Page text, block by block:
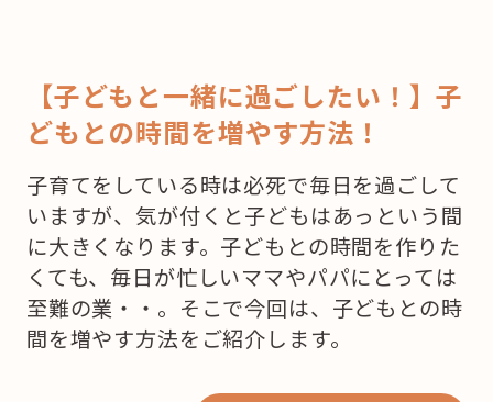
【子どもと一緒に過ごしたい！】子
どもとの時間を増やす方法！
子育てをしている時は必死で毎日を過ごして
いますが、気が付くと子どもはあっという間
に大きくなります。子どもとの時間を作りた
くても、毎日が忙しいママやパパにとっては
至難の業・・。そこで今回は、子どもとの時
間を増やす方法をご紹介します。